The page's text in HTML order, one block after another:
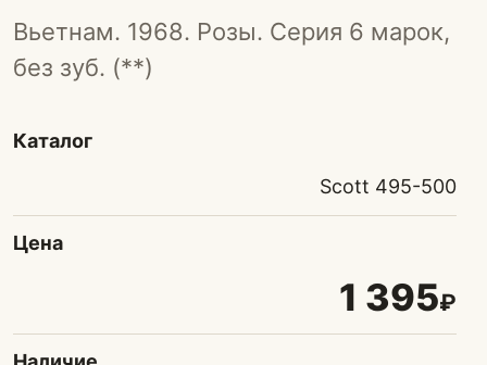
Вьетнам. 1968. Розы. Серия 6 марок,
без зуб. (**)
Каталог
Scott 495-500
Цена
1 395₽